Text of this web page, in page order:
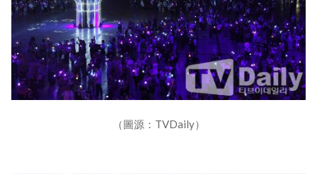
（圖源：TVDaily）